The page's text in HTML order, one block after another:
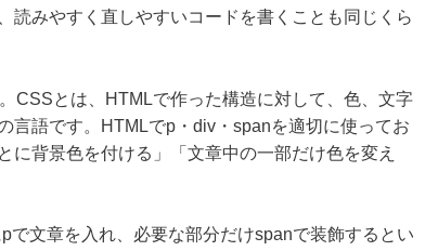
読みやすく直しやすいコードを書くことも同じくら
CSSとは、HTMLで作った構造に対して、色、文字
言語です。HTMLでp・div・spanを適切に使ってお
に背景色を付ける」「文章中の一部だけ色を変え
文章を入れ、必要な部分だけspanで装飾するとい